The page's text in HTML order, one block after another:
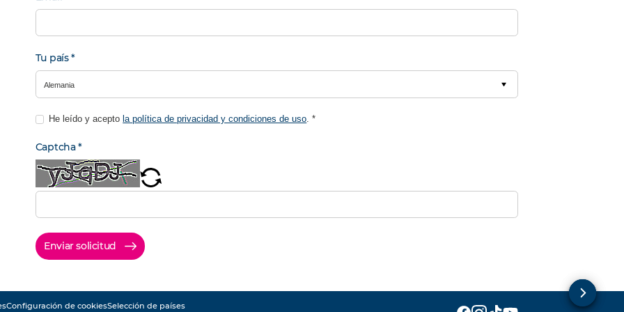
Tu país*
He leído y acepto la política de privacidad y condiciones de uso .*
Captcha*
Enviar solicitud
Configuración de cookiesSelección de países Dr.Beckmann
Dr.Beckmann
Dr.Beckmann
Dr.Beckmann